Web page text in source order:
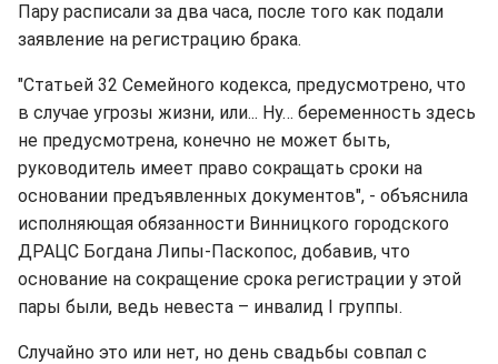
Пару расписали за два часа, после того как подали
заявление на регистрацию брака.
"Статьей 32 Семейного кодекса, предусмотрено, что
в случае угрозы жизни, или... Ну… беременность здесь
не предусмотрена, конечно не может быть,
руководитель имеет право сокращать сроки на
основании предъявленных документов", - объяснила
исполняющая обязанности Винницкого городского
ДРАЦС Богдана Липы-Паскопос, добавив, что
основание на сокращение срока регистрации у этой
пары были, ведь невеста – инвалид І группы.
Случайно это или нет, но день свадьбы совпал с